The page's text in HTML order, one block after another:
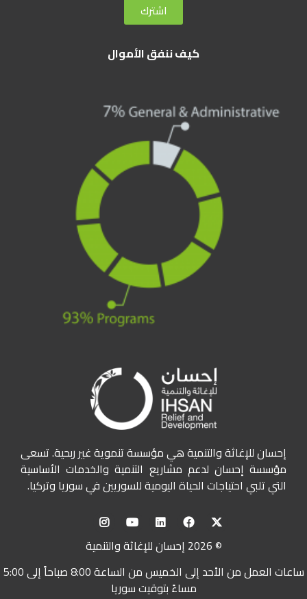
اشترك
كيف ننفق الأموال
إحسان للإغاثة والتنمية هي مؤسسة تنموية غير ربحية. تسعى
مؤسسة إحسان لدعم مشاريع التنمية والخدمات الأساسية
التي تلبي احتياجات الحياة اليومية للسوريين في سوريا وتركيا.
© 2026 إحسان للإغاثة والتنمية
ساعات العمل من الأحد إلى الخميس من الساعة 8:00 صباحاً إلى 5:00
مساءً بتوقيت سوريا